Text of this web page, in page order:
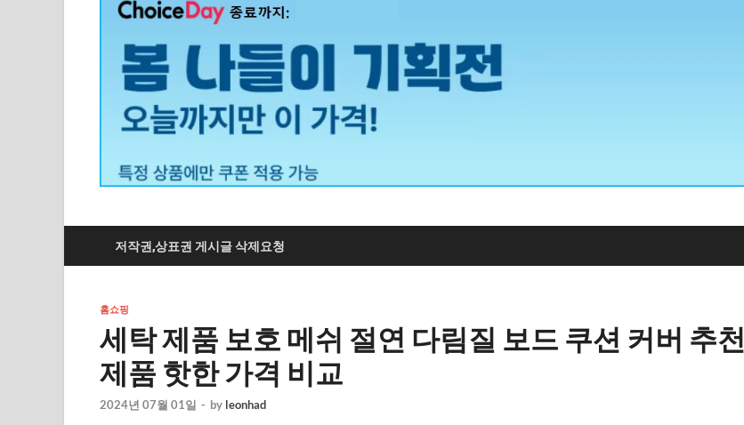
저작권,상표권 게시글 삭제요청
홈쇼핑
세탁 제품 보호 메쉬 절연 다림질 보드 쿠션 커버 추천
제품 핫한 가격 비교
2024년 07월 01일 - by leonhad